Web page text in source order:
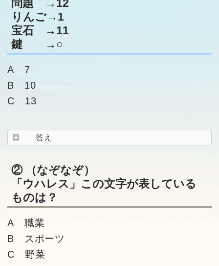
問題 →12
りんご→1
宝石 →11
鍵 →○
A 7
B 10
C 13
答え
② （なぞなぞ）
「ウハレス」この文字が表している
ものは？
A 職業
B スポーツ
C 野菜